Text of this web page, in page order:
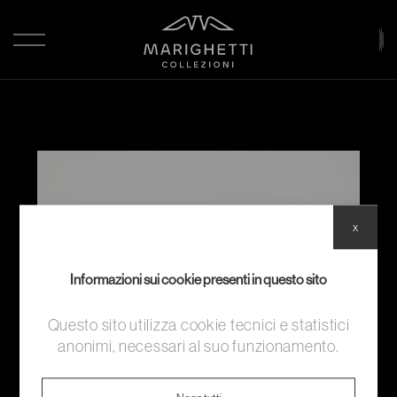
Informazioni sui cookie presenti in questo sito
Questo sito utilizza cookie tecnici e statistici
anonimi, necessari al suo funzionamento.
x